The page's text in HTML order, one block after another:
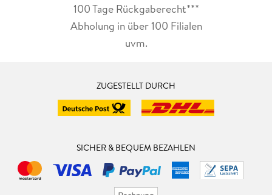
100 Tage Rückgaberecht***
Abholung in über 100 Filialen
uvm.
ZUGESTELLT DURCH
SICHER & BEQUEM BEZAHLEN